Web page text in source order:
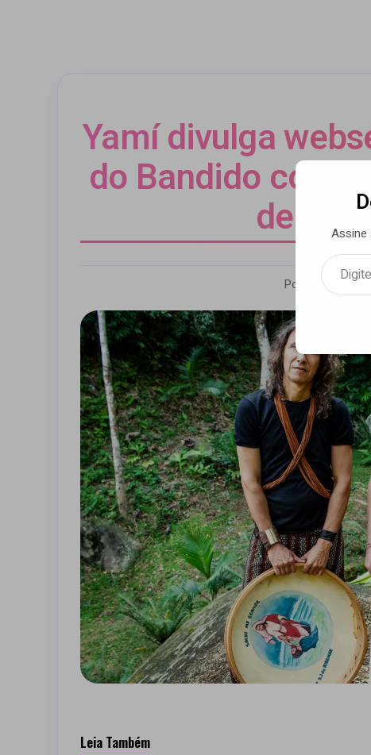
Yamí divulga
do Bandido com
de
Por Andrezza
Leia Também
Assine
Digite seu e-mail…